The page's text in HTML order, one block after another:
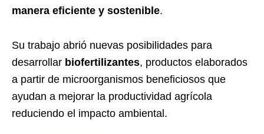
manera eficiente y sostenible.
Su trabajo abrió nuevas posibilidades para
desarrollar biofertilizantes, productos elaborados
a partir de microorganismos beneficiosos que
ayudan a mejorar la productividad agrícola
reduciendo el impacto ambiental.